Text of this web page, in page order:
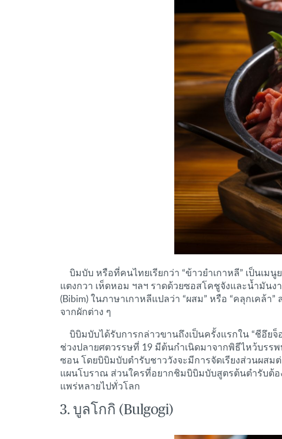
บิมบับ หรือที่คนไทยเรียกว่า “ข้าวยำเกาหลี” เป็นเ
แตงกวา เห็ดหอม ฯลฯ ราดด้วยซอสโคชูจังและน้ำมัน
(Bibim) ในภาษาเกาหลีแปลว่า “ผสม” หรือ “คลุกเคล้
จากผักต่าง ๆ
บิบิมบับได้รับการกล่าวขานถึงเป็นครั้งแรกใน “ชีอึย
ช่วงปลายศตวรรษที่ 19 มีต้นกำเนิดมาจากพิธีไหว้บรร
ซอน โดยบิบิมบับตำรับชาววังจะมีการจัดเรียงส่วนผส
แผนโบราณ ส่วนใครที่อยากชิมบิบิมบับสูตรต้นตำรับต้อ
แพร่หลายไปทั่วโลก
3. บูลโกกิ (Bulgogi)